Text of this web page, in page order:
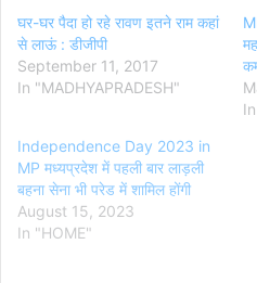
घर-घर पैदा हो रहे रावण इतने राम कहां
से लाऊं : डीजीपी
September 11, 2017
In "MADHYAPRADESH"
Independence Day 2023 in
MP मध्यप्रदेश में पहली बार लाड़ली
बहना सेना भी परेड में शामिल होंगी
August 15, 2023
In "HOME"